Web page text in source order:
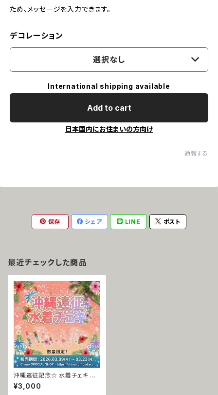
ため、メッセージを入力できます。
デコレーション
選択なし
International shipping available
Add to cart
日本国内にお住まいの方向け
通報する
保存 シェア LINE ポスト
最近チェックした商品
沖縄遠征記念☆ 水着チェキ ☆
限定20枚
¥3,000